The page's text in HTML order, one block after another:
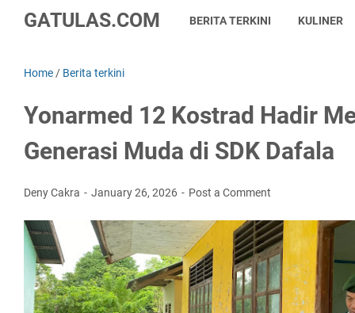
GATULAS.COM BERITA TERKINI KULINER
Home / Berita terkini
Yonarmed 12 Kostrad Hadir
Generasi Muda di SDK Dafala
Deny Cakra January 26, 2026 Post a Comment